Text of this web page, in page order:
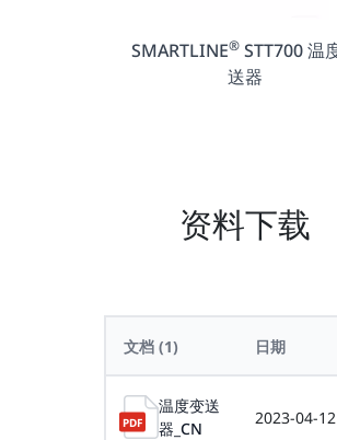
SMARTLINE®STT700 温
送器
资料下载
文档 (1) 日期
温度变送
器_CN
2023-04-12